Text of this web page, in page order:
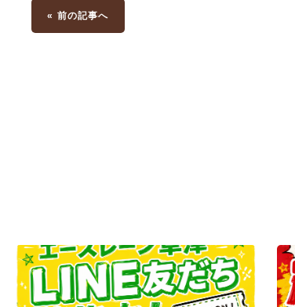
« 前の記事へ